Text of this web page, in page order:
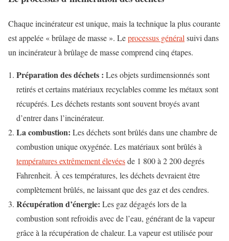
Chaque incinérateur est unique, mais la technique la plus courante
est appelée « brûlage de masse ». Leprocessus général suivi dans
un incinérateur à brûlage de masse comprend cinq étapes.
Préparation des déchets : Les objets surdimensionnés sont
retirés et certains matériaux recyclables comme les métaux sont
récupérés. Les déchets restants sont souvent broyés avant
d’entrer dans l’incinérateur.
La combustion: Les déchets sont brûlés dans une chambre de
combustion unique oxygénée. Les matériaux sont brûlés à
températures extrêmement élevéesde 1 800 à 2 200 degrés
Fahrenheit. À ces températures, les déchets devraient être
complètement brûlés, ne laissant que des gaz et des cendres.
Récupération d’énergie: Les gaz dégagés lors de la
combustion sont refroidis avec de l’eau, générant de la vapeur
grâce à la récupération de chaleur. La vapeur est utilisée pour